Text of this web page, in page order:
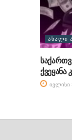
ᲐᲮᲐᲚᲘ
ივლისი